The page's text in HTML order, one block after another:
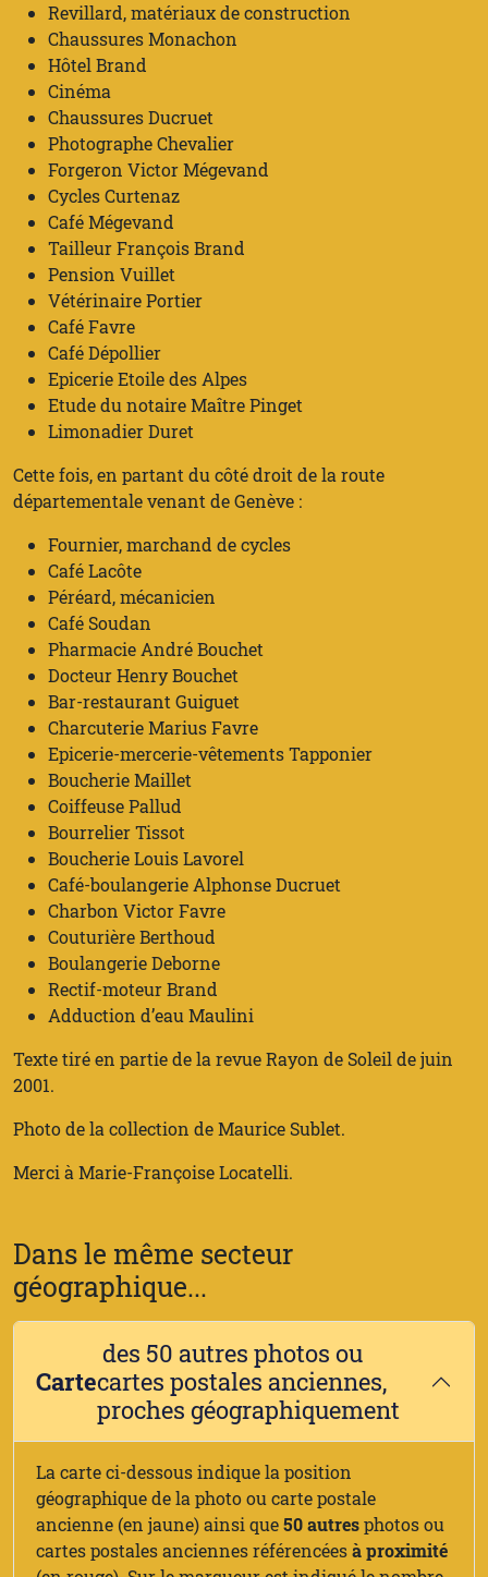
Revillard, matériaux de construction
Chaussures Monachon
Hôtel Brand
Cinéma
Chaussures Ducruet
Photographe Chevalier
Forgeron Victor Mégevand
Cycles Curtenaz
Café Mégevand
Tailleur François Brand
Pension Vuillet
Vétérinaire Portier
Café Favre
Café Dépollier
Epicerie Etoile des Alpes
Etude du notaire Maître Pinget
Limonadier Duret
Cette fois, en partant du côté droit de la route
départementale venant de Genève :
Fournier, marchand de cycles
Café Lacôte
Péréard, mécanicien
Café Soudan
Pharmacie André Bouchet
Docteur Henry Bouchet
Bar-restaurant Guiguet
Charcuterie Marius Favre
Epicerie-mercerie-vêtements Tapponier
Boucherie Maillet
Coiffeuse Pallud
Bourrelier Tissot
Boucherie Louis Lavorel
Café-boulangerie Alphonse Ducruet
Charbon Victor Favre
Couturière Berthoud
Boulangerie Deborne
Rectif-moteur Brand
Adduction d’eau Maulini
Texte tiré en partie de la revue Rayon de Soleil de juin
2001.
Photo de la collection de Maurice Sublet.
Merci à Marie-Françoise Locatelli.
Dans le même secteur
géographique...
Carte
des 50 autres photos ou
cartes postales anciennes,
proches géographiquement
La carte ci-dessous indique la position
géographique de la photo ou carte postale
ancienne (en jaune) ainsi que50 autresphotos ou
cartes postales anciennes référencéesà proximité